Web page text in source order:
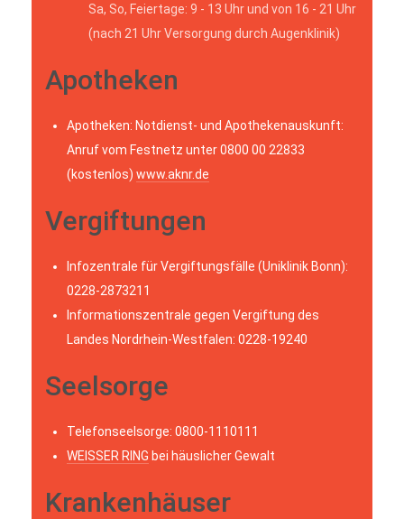
Sa, So, Feiertage: 9 - 13 Uhr und von 16 - 21 Uhr
(nach 21 Uhr Versorgung durch Augenklinik)
Apotheken
Apotheken: Notdienst- und Apothekenauskunft:
Anruf vom Festnetz unter 0800 00 22833
(kostenlos) www.aknr.de
Vergiftungen
Infozentrale für Vergiftungsfälle (Uniklinik Bonn):
0228-2873211
Informationszentrale gegen Vergiftung des
Landes Nordrhein-Westfalen: 0228-19240
Seelsorge
Telefonseelsorge: 0800-1110111
WEISSER RING bei häuslicher Gewalt
Krankenhäuser